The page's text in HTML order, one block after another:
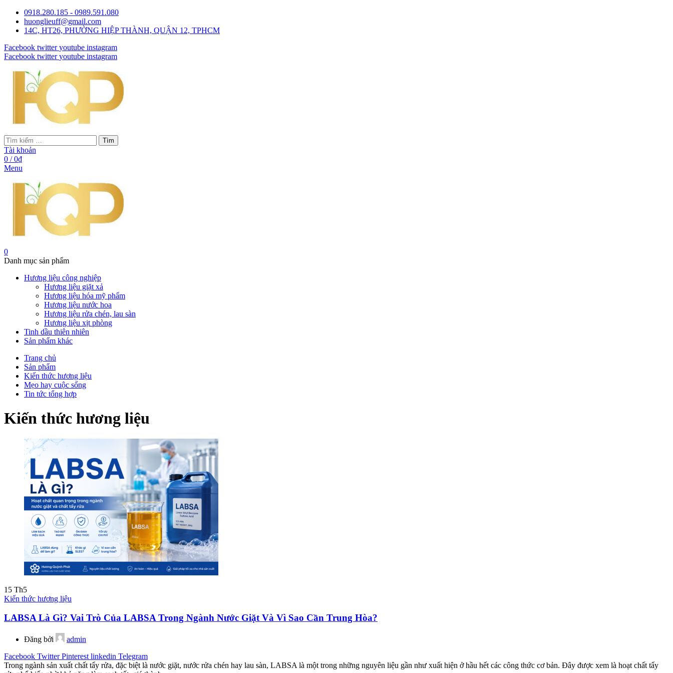
0918.280.185 - 0989.591.080
huonglieuff@gmail.com
14C, HT26, PHƯỜNG HIỆP THÀNH, QUẬN 12, TPHCM
Facebook twitter youtube instagram
Facebook twitter youtube instagram
Tìm
Tài khoản
0 / 0₫
Menu
0
Danh mục sản phẩm
Hương liệu công nghiệp
Hương liệu giặt xả
Hương liệu hóa mỹ phẩm
Hương liệu nước hoa
Hương liệu rửa chén, lau sàn
Hương liệu xịt phòng
Tinh dầu thiên nhiên
Sản phẩm khác
Trang chủ
Sản phẩm
Kiến thức hương liệu
Mẹo hay cuộc sống
Tin tức tổng hợp
Kiến thức hương liệu
15 Th5
Kiến thức hương liệu
LABSA Là Gì? Vai Trò Của LABSA Trong Ngành Nước Giặt Và Vì Sao Cần Trung Hòa?
Đăng bởi
admin
Facebook Twitter Pinterest linkedin Telegram
Trong ngành sản xuất chất tẩy rửa, đặc biệt là nước giặt, nước rửa chén hay lau sàn, LABSA là một trong những nguyên liệu gần như xuất hiện ở hầu hết các công thức cơ bản. Đây được xem là hoạt chất tẩy